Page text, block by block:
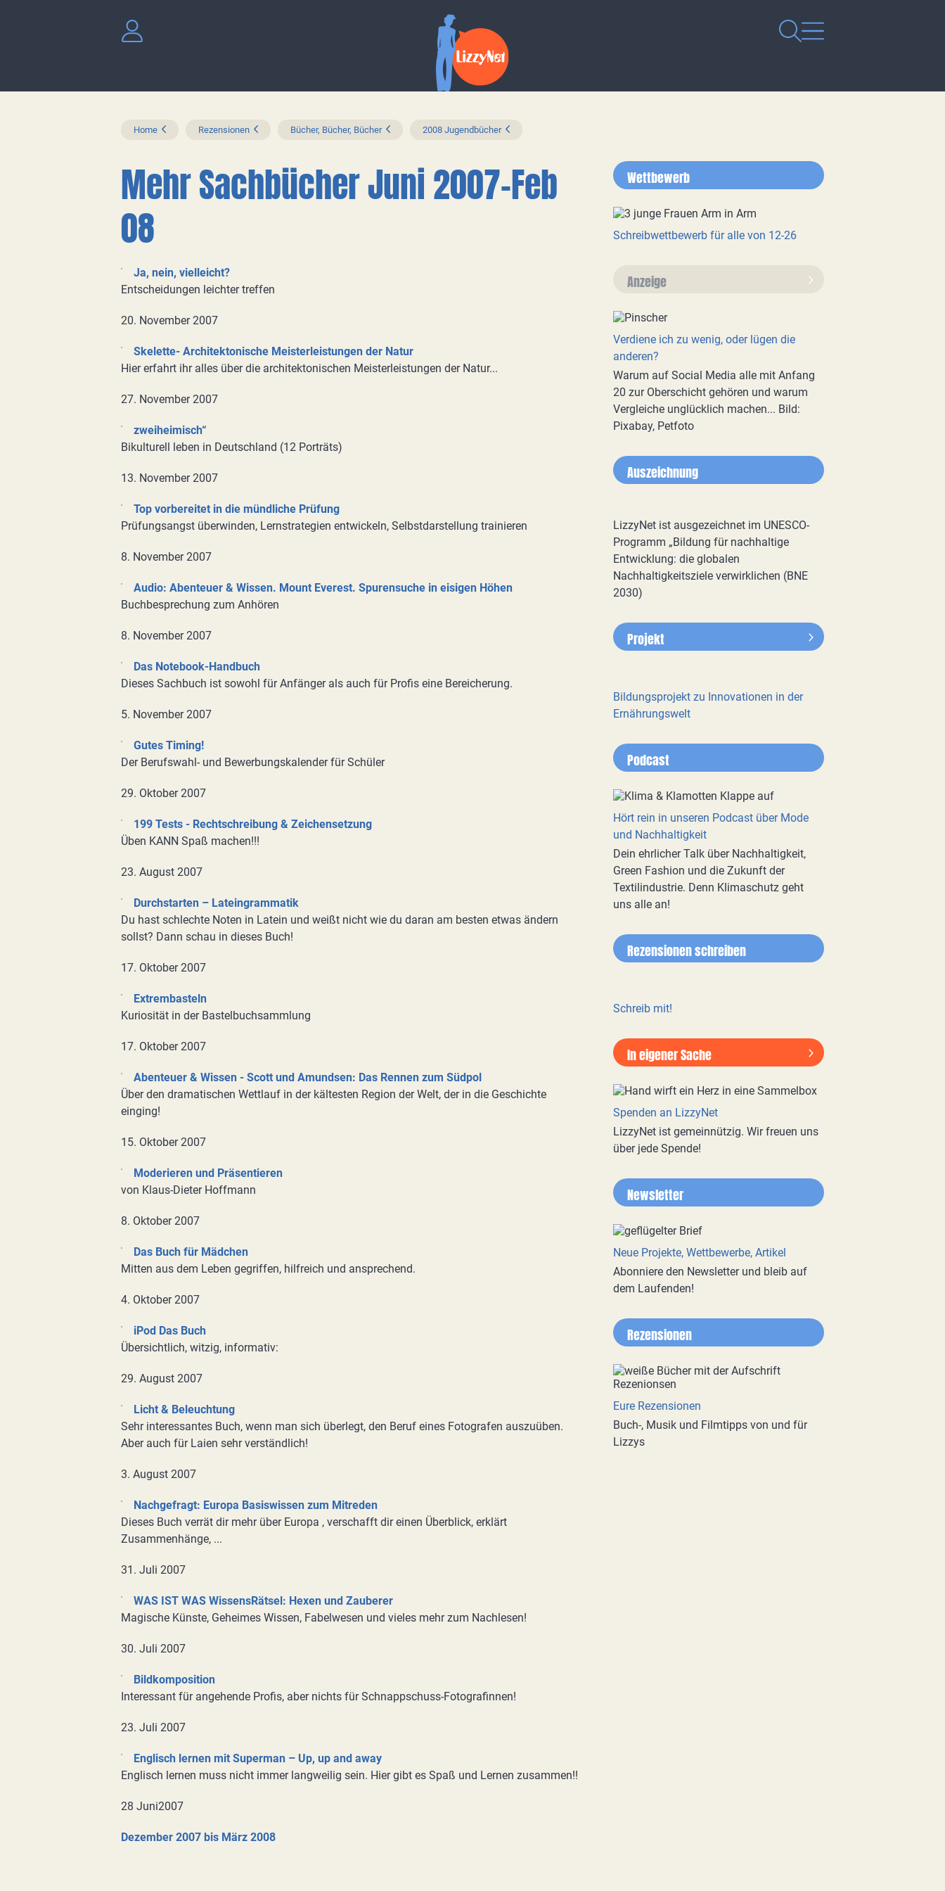
Home Rezensionen Bücher, Bücher, Bücher 2008 Jugendbücher
Mehr Sachbücher Juni 2007-Feb
08
Ja, nein, vielleicht?
Entscheidungen leichter treffen
20. November 2007
Skelette- Architektonische Meisterleistungen der Natur
Hier erfahrt ihr alles über die architektonischen Meisterleistungen der Natur...
27. November 2007
zweiheimisch“
Bikulturell leben in Deutschland (12 Porträts)
13. November 2007
Top vorbereitet in die mündliche Prüfung
Prüfungsangst überwinden, Lernstrategien entwickeln, Selbstdarstellung trainieren
8. November 2007
Audio: Abenteuer & Wissen. Mount Everest. Spurensuche in eisigen Höhen
Buchbesprechung zum Anhören
8. November 2007
Das Notebook-Handbuch
Dieses Sachbuch ist sowohl für Anfänger als auch für Profis eine Bereicherung.
5. November 2007
Gutes Timing!
Der Berufswahl- und Bewerbungskalender für Schüler
29. Oktober 2007
199 Tests - Rechtschreibung & Zeichensetzung
Üben KANN Spaß machen!!!
23. August 2007
Durchstarten – Lateingrammatik
Du hast schlechte Noten in Latein und weißt nicht wie du daran am besten etwas ändern
sollst? Dann schau in dieses Buch!
17. Oktober 2007
Extrembasteln
Kuriosität in der Bastelbuchsammlung
17. Oktober 2007
Abenteuer & Wissen - Scott und Amundsen: Das Rennen zum Südpol
Über den dramatischen Wettlauf in der kältesten Region der Welt, der in die Geschichte
einging!
15. Oktober 2007
Moderieren und Präsentieren
von Klaus-Dieter Hoffmann
8. Oktober 2007
Das Buch für Mädchen
Mitten aus dem Leben gegriffen, hilfreich und ansprechend.
4. Oktober 2007
iPod Das Buch
Übersichtlich, witzig, informativ:
29. August 2007
Licht & Beleuchtung
Sehr interessantes Buch, wenn man sich überlegt, den Beruf eines Fotografen auszuüben.
Aber auch für Laien sehr verständlich!
3. August 2007
Nachgefragt: Europa Basiswissen zum Mitreden
Dieses Buch verrät dir mehr über Europa , verschafft dir einen Überblick, erklärt
Zusammenhänge, ...
31. Juli 2007
WAS IST WAS WissensRätsel: Hexen und Zauberer
Magische Künste, Geheimes Wissen, Fabelwesen und vieles mehr zum Nachlesen!
30. Juli 2007
Bildkomposition
Interessant für angehende Profis, aber nichts für Schnappschuss-Fotografinnen!
23. Juli 2007
Englisch lernen mit Superman – Up, up and away
Englisch lernen muss nicht immer langweilig sein. Hier gibt es Spaß und Lernen zusammen!!
28 Juni2007
Dezember 2007 bis März 2008
Wettbewerb
Schreibwettbewerb für alle von 12-26
Anzeige
Verdiene ich zu wenig, oder lügen die
anderen?
Warum auf Social Media alle mit Anfang
20 zur Oberschicht gehören und warum
Vergleiche unglücklich machen... Bild:
Pixabay, Petfoto
Auszeichnung
LizzyNet ist ausgezeichnet im UNESCO-
Programm „Bildung für nachhaltige
Entwicklung: die globalen
Nachhaltigkeitsziele verwirklichen (BNE
2030)
Projekt
Bildungsprojekt zu Innovationen in der
Ernährungswelt
Podcast
Hört rein in unseren Podcast über Mode
und Nachhaltigkeit
Dein ehrlicher Talk über Nachhaltigkeit,
Green Fashion und die Zukunft der
Textilindustrie. Denn Klimaschutz geht
uns alle an!
Rezensionen schreiben
Schreib mit!
In eigener Sache
Spenden an LizzyNet
LizzyNet ist gemeinnützig. Wir freuen uns
über jede Spende!
Newsletter
Neue Projekte, Wettbewerbe, Artikel
Abonniere den Newsletter und bleib auf
dem Laufenden!
Rezensionen
Eure Rezensionen
Buch-, Musik und Filmtipps von und für
Lizzys